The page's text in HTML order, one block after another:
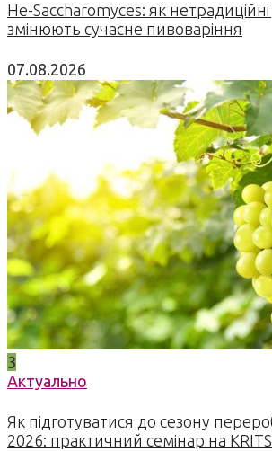
Не-Saccharomyces: як нетрадиційні
змінюють сучасне пивоваріння
07.08.2026
3
Актуально
Як підготуватися до сезону
2026: практичний семінар на